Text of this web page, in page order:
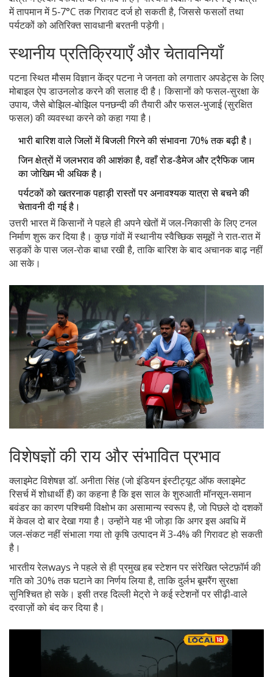
में तापमान में 5‑7°C तक गिरावट दर्ज हो सकती है, जिससे फसलों तथा
पर्यटकों को अतिरिक्त सावधानी बरतनी पड़ेगी।
स्थानीय प्रतिक्रियाएँ और चेतावनियाँ
पटना स्थितमौसम विज्ञान केंद्र पटनाने जनता को लगातार अपडेट्स के लिए
मोबाइल ऐप डाउनलोड करने की सलाह दी है। किसानों को फसल‑सुरक्षा के
उपाय, जैसे बोझिल‑बोझिल पनछन्दी की तैयारी और फसल‑भुजाई (सुरक्षित
फसल) की व्यवस्था करने को कहा गया है।
भारी बारिश वाले जिलों में बिजली गिरने की संभावना 70% तक बढ़ी है।
जिन क्षेत्रों में जलभराव की आशंका है, वहाँ रोड‑डैमेज और ट्रैफिक जाम
का जोखिम भी अधिक है।
पर्यटकों को खतरनाक पहाड़ी रास्तों पर अनावश्यक यात्रा से बचने की
चेतावनी दी गई है।
उत्तरी भारत में किसानों ने पहले ही अपने खेतों में जल‑निकासी के लिए टनल
निर्माण शुरू कर दिया है। कुछ गांवों में स्थानीय स्वैच्छिक समूहों ने रात‑रात में
सड़कों के पास जल‑रोक बाधा रखी है, ताकि बारिश के बाद अचानक बाढ़ नहीं
आ सके।
विशेषज्ञों की राय और संभावित प्रभाव
क्लाइमेट विशेषज्ञ डॉ. अनीता सिंह (जोइंडियन इंस्टीट्यूट ऑफ क्लाइमेट
रिसर्चमें शोधार्थी हैं) का कहना है कि इस साल के शुरुआती मॉनसून‑समान
बवंडर का कारण पश्चिमी विक्षोभ का असामान्य स्वरूप है, जो पिछले दो दशकों
में केवल दो बार देखा गया है। उन्होंने यह भी जोड़ा कि अगर इस अवधि में
जल‑संकट नहीं संभाला गया तो कृषि उत्पादन में 3‑4% की गिरावट हो सकती
है।
भारतीय रेलways ने पहले से ही प्रमुख हब स्टेशन पर संरेखित प्लेटफ़ॉर्म की
गति को 30% तक घटाने का निर्णय लिया है, ताकि दुर्लभ बूमरैंग सुरक्षा
सुनिश्चित हो सके। इसी तरह दिल्ली मेट्रो ने कई स्टेशनों पर सीढ़ी‑वाले
दरवाज़ों को बंद कर दिया है।